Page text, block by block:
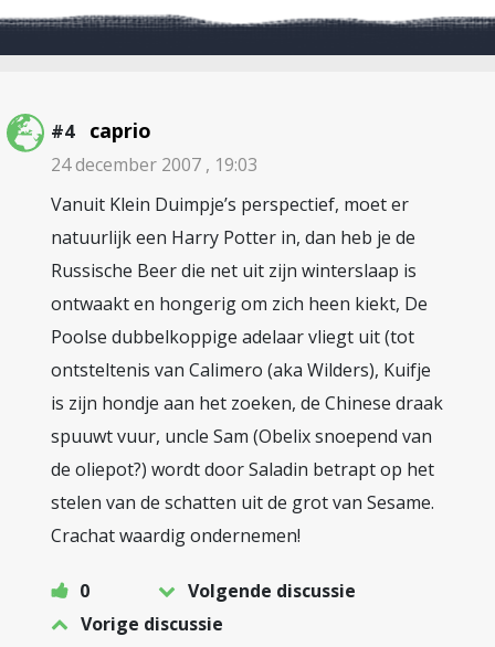
#4 caprio
24 december 2007 , 19:03
Vanuit Klein Duimpje’s perspectief, moet er
natuurlijk een Harry Potter in, dan heb je de
Russische Beer die net uit zijn winterslaap is
ontwaakt en hongerig om zich heen kiekt, De
Poolse dubbelkoppige adelaar vliegt uit (tot
ontsteltenis van Calimero (aka Wilders), Kuifje
is zijn hondje aan het zoeken, de Chinese draak
spuuwt vuur, uncle Sam (Obelix snoepend van
de oliepot?) wordt door Saladin betrapt op het
stelen van de schatten uit de grot van Sesame.
Crachat waardig ondernemen!
0
Volgende discussie
Vorige discussie